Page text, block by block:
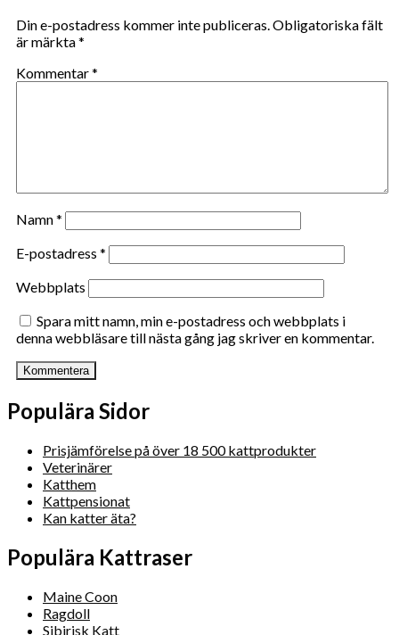
Din e-postadress kommer inte publiceras.Obligatoriska fält
är märkta*
Kommentar*
Namn*
E-postadress *
Webbplats
Spara mitt namn, min e-postadress och webbplats i
denna webbläsare till nästa gång jag skriver en kommentar.
Populära Sidor
Prisjämförelse på över 18 500 kattprodukter
Veterinärer
Katthem
Kattpensionat
Kan katter äta?
Populära Kattraser
Maine Coon
Ragdoll
Sibirisk Katt